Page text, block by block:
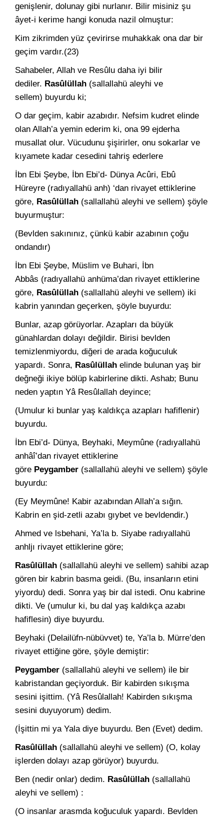
geniş­lenir, dolunay gibi nurlanır. Bilir misiniz şu
âyet-i kerime hangi ko­nuda nazil olmuştur:
Kim zikrim­den yüz çevirirse muhakkak ona dar bir
geçim vardır.(23)
Sahabeler, Allah ve Resûlu daha iyi bilir
dediler. Rasûlüllah (sallallahü aleyhi ve
sellem) buyurdu ki;
O dar geçim, kabir azabıdır. Nefsim kudret elinde
olan Allah’a yemin ederim ki, ona 99 ejderha
musallat olur. Vücudu­nu şişirirler, onu sokarlar ve
kıyamete kadar cesedini tahriş eder­lere
İbn Ebi Şeybe, İbn Ebi’d- Dünya Acûri, Ebû
Hüreyre (radıyallahü anh) ‘dan rivayet ettiklerine
göre, Rasûlüllah (sallallahü aleyhi ve sellem) şöyle
buyurmuştur:
(Bevlden sakınınız, çünkü kabir azabının çoğu
ondandır)
İbn Ebi Şeybe, Müslim ve Buhari, İbn
Abbâs (radıyallahü anhüma’dan rivayet ettiklerine
göre, Rasûlüllah (sallallahü aleyhi ve sellem) iki
kabrin yanından geçerken, şöyle buyurdu:
Bunlar, azap görüyorlar. Azapları da büyük
günahlardan do­layı değildir. Birisi bevlden
temizlenmiyordu, diğeri de arada koğuculuk
yapardı. Sonra, Rasûlüllah elinde bulunan yaş bir
değneği ikiye bölüp kabirlerine dikti. Ashab; Bunu
neden yaptın Yâ Resûlallah deyince;
(Umulur ki bunlar yaş kaldıkça azapları hafiflenir)
buyurdu.
İbn Ebi’d- Dünya, Beyhaki, Meymûne (radıyallahü
anhâî’dan ri­vayet ettiklerine
göre Peygamber (sallallahü aleyhi ve sellem) şöy­le
buyurdu:
(Ey Meymûne! Kabir azabından Allah’a sığın.
Kabrin en şid-zetli azabı gıybet ve bevldendir.)
Ahmed ve lsbehani, Ya’la b. Siyabe radıyallahü
anhljı ri­vayet ettiklerine göre;
Rasûlüllah (sallallahü aleyhi ve sellem) sahibi azap
gören bir kabrin basma geidi. (Bu, insanların etini
yiyordu) dedi. Sonra yaş bir dal istedi. Onu kabrine
dikti. Ve (umulur ki, bu dal yaş kaldık­ça azabı
hafiflesin) diye buyurdu.
Beyhaki (Delailüfn-nübüvvet) te, Ya’la b. Mürre’den
rivayet et­tiğine göre, şöyle demiştir:
Peygamber (sallallahü aleyhi ve sellem) ile bir
kabristandan geçiyorduk. Bir kabirden sıkışma
sesini işittim. (Yâ Resûlallah! Ka­birden sıkışma
sesini duyuyorum) dedim.
(İşittin mi ya Yala diye buyurdu. Ben (Evet) dedim.
Rasûlüllah (sallallahü aleyhi ve sellem) (O, kolay
işlerden do­layı azap görüyor) buyurdu.
Ben (nedir onlar) dedim. Rasûlüllah (sallallahü
aleyhi ve sellem) :
(O insanlar arasmda koğuculuk yapardı. Bevlden